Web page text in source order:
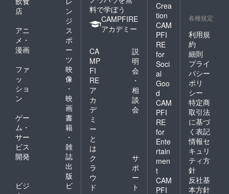
店
ン
ジ
アニ
メ・
漫画
ス
ポ
ー
ツ
ファ
ッ
ショ
ン
映
像
・
映
画
ゲー
ム・
サー
ビス
開発
書
籍
・
雑
誌
出
版
ビジ
ビ
料で学ぼう
CAMPFIRE
アカデミー
CA
MP
FI
RE
ア
カ
デ
ミ
ー
と
は
説
明
会
・
相
談
会
ク
ラ
ウ
ド
サ
ポ
ー
ト
Crea
tion
CAM
PFI
RE
for
Soci
al
Goo
d
CAM
PFI
RE
for
Ente
rtain
men
t
CAM
PFI
各種規定
利用規
約
細則
プライ
バシー
ポリ
シー
特定商
取引法
に基づ
く表記
情報セ
キュリ
ティ方
針
反社基
本方針